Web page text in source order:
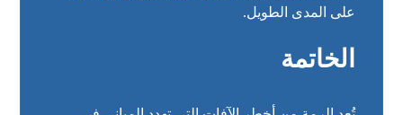
على المدى الطويل.
الخاتمة